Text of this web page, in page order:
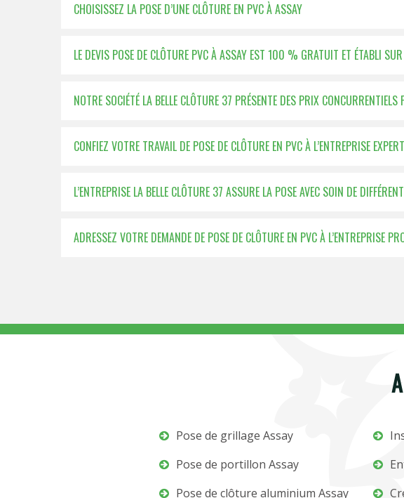
CHOISISSEZ LA POSE D’UNE CLÔTURE EN PVC À ASSAY
LE DEVIS POSE DE CLÔTURE PVC À ASSAY EST 100 % GRATUIT ET ÉTABLI
NOTRE SOCIÉTÉ LA BELLE CLÔTURE 37 PRÉSENTE DES PRIX
CONFIEZ VOTRE TRAVAIL DE POSE DE CLÔTURE EN PVC À L’ENTREPRISE
L’ENTREPRISE LA BELLE CLÔTURE 37 ASSURE LA POSE AVEC SOIN DE
ADRESSEZ VOTRE DEMANDE DE POSE DE CLÔTURE EN PVC À L’ENTREPRISE
Pose de grillage Assay
Pose de portillon Assay
Pose de clôture aluminium Assay